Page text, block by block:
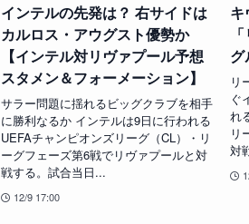
インテルの先発は？ 右サイドは
カルロス・アウグスト優勢か
【インテル対リヴァプール予想
スタメン＆フォーメーション】
サラー問題に揺れるビッグクラブを相手
に勝利なるか インテルは9日に行われる
UEFAチャンピオンズリーグ（CL）・リ
ーグフェーズ第6戦でリヴァプールと対
戦する。試合当日...
12/9 17:00
キ
グ
リ
ぐ
れ
リ
対